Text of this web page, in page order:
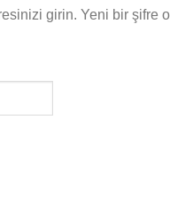
girin. Yeni bir